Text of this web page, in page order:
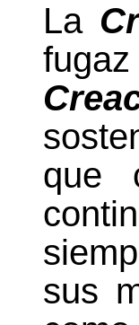
La
que
sus